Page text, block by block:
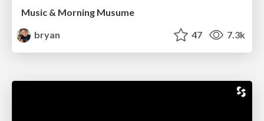
Music & Morning Musume
bryan
47 7.3k